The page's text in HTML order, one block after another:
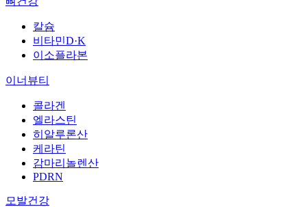
칼슘
비타민D·K
이소플라본
이너뷰티
콜라겐
엘라스틴
히알루론산
케라틴
감마리놀렌산
PDRN
모발건강